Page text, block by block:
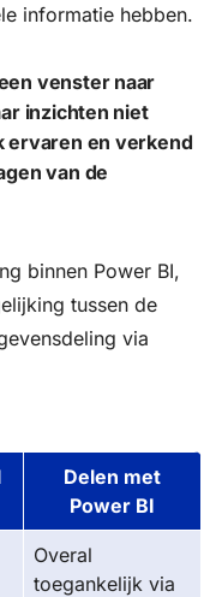
informatie hebben.
venster naar
inzichten niet
ervaren en verkend
van de
binnen Power BI,
tussen de
via
Delen met
Power BI
Overal
toegankelijk via